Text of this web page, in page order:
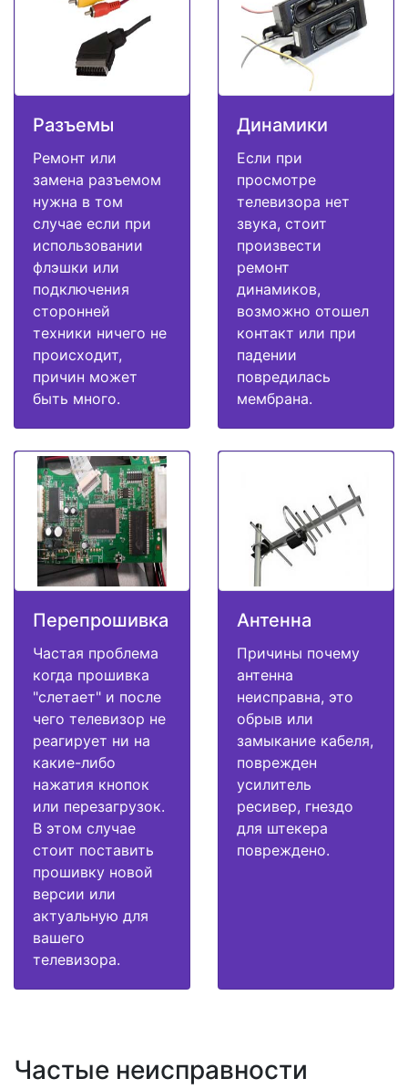
Разъемы
Ремонт или
замена разъемом
нужна в том
случае если при
использовании
флэшки или
подключения
сторонней
техники ничего не
происходит,
причин может
быть много.
Динамики
Если при
просмотре
телевизора нет
звука, стоит
произвести
ремонт
динамиков,
возможно отошел
контакт или при
падении
повредилась
мембрана.
Перепрошивка
Частая проблема
когда прошивка
"слетает" и после
чего телевизор не
реагирует ни на
какие-либо
нажатия кнопок
или перезагрузок.
В этом случае
стоит поставить
прошивку новой
версии или
актуальную для
вашего
телевизора.
Антенна
Причины почему
антенна
неисправна, это
обрыв или
замыкание кабеля,
поврежден
усилитель
ресивер, гнездо
для штекера
повреждено.
Частые неисправности